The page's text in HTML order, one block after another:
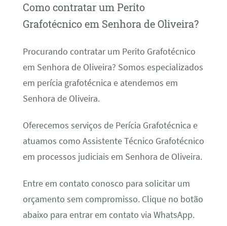
Como contratar um Perito
Grafotécnico em Senhora de Oliveira?
Procurando contratar um Perito Grafotécnico
em Senhora de Oliveira? Somos especializados
em perícia grafotécnica e atendemos em
Senhora de Oliveira.
Oferecemos serviços de Perícia Grafotécnica e
atuamos como Assistente Técnico Grafotécnico
em processos judiciais em Senhora de Oliveira.
Entre em contato conosco para solicitar um
orçamento sem compromisso. Clique no botão
abaixo para entrar em contato via WhatsApp.